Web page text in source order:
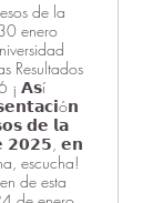
de la
enero
Resultados
¡ 𝗔𝘀í
𝗱𝗲 𝗹𝗮
𝟮𝟬𝟮𝟱, 𝗲𝗻
escucha!
de esta